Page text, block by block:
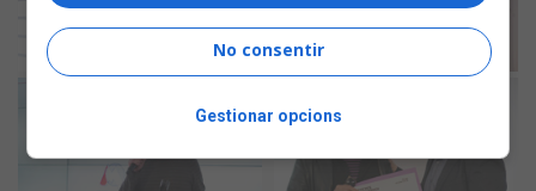
No consentir
Gestionar opcions